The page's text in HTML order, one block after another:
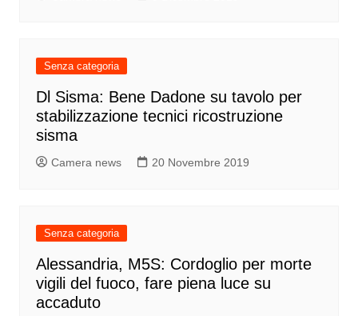
Senza categoria
Dl Sisma: Bene Dadone su tavolo per
stabilizzazione tecnici ricostruzione
sisma
Camera news 20 Novembre 2019
Senza categoria
Alessandria, M5S: Cordoglio per morte
vigili del fuoco, fare piena luce su
accaduto